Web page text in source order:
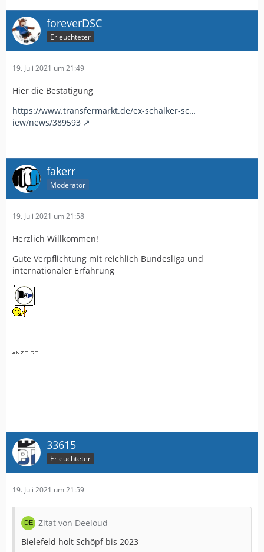
foreverDSC
Erleuchteter
19. Juli 2021 um 21:49
Hier die Bestätigung
https://www.transfermarkt.de/ex-schalker-sc…
iew/news/389593
fakerr
Moderator
19. Juli 2021 um 21:58
Herzlich Willkommen!
Gute Verpflichtung mit reichlich Bundesliga und
internationaler Erfahrung
33615
Erleuchteter
19. Juli 2021 um 21:59
Zitat von Deeloud
Bielefeld holt Schöpf bis 2023